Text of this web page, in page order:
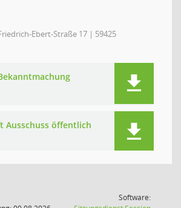
Ebert-Straße 17 | 59425
Ausschuss öffentlich
Software: